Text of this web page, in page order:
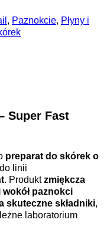
, Paznokcie, Płyny i
Super Fast
preparat do skórek o
linii
. Produktzmiękcza
paznokci
skuteczne składniki,
laboratorium